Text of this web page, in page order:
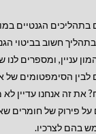
חשוב בביטוי
עניין, ומספרים
לבין הסימפטומים של
זה אנחנו עדיין לא
על פירוק של חומרים
בהם לצרכיו.